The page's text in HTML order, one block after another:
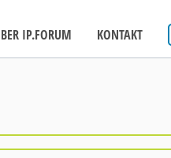
IP.FORUM KONTAKT